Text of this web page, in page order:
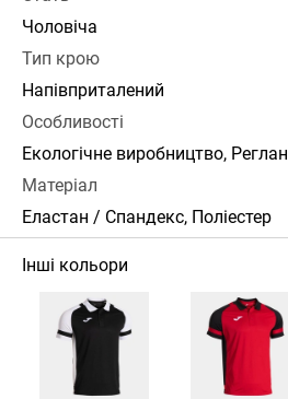
Чоловіча
Тип крою
Напівприталений
Особливості
Екологічне виробництво, Реглан
Матеріал
Еластан / Спандекс, Поліестер
Інші кольори